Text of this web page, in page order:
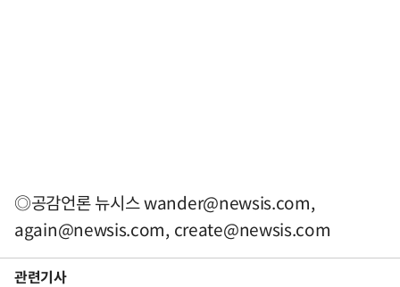
◎공감언론 뉴시스wander@newsis.com,
again@newsis.com, create@newsis.com
관련기사